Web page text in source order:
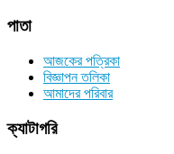
পাতা
আজকের পত্রিকা
বিজ্ঞাপন তলিকা
আমাদের পরিবার
ক্যাটাগরি